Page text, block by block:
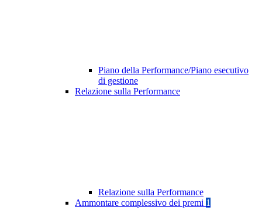
Piano della Performance/Piano esecutivo
di gestione
Relazione sulla Performance
Relazione sulla Performance
Ammontare complessivo dei premi 1